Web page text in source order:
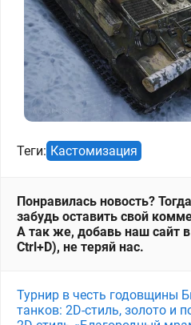
Теги: Кастомизация
Понравилась новость?
забудь оставить свой
А так же, добавь наш сайт
Ctrl+D), не теряй нас.
Турнир в честь годовщины
танков: 2D-стиль, золото и